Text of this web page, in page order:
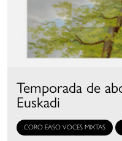
Temporada de
Euskadi
CORO EASO VOCES MIXTAS